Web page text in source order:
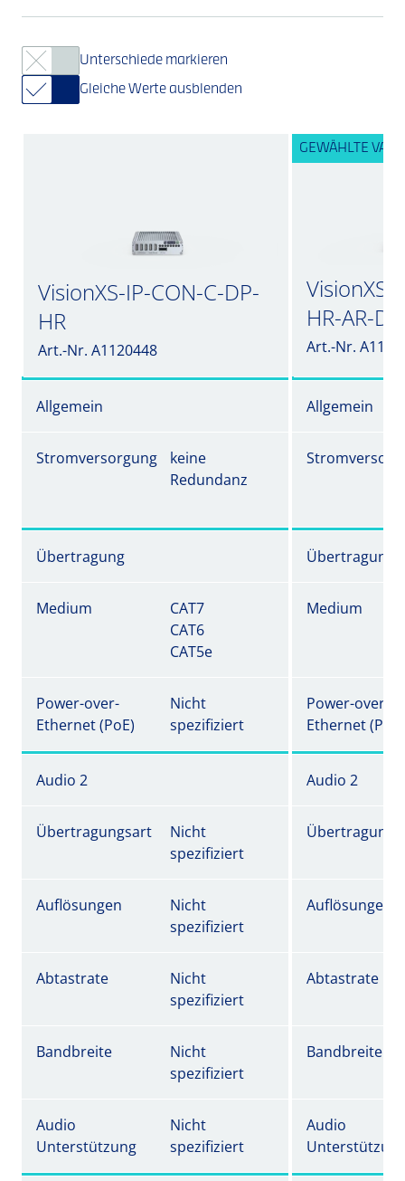
Unterschiede markieren
Gleiche Werte ausblenden
VisionXS-IP-CON-C-DP-
HR
Art.-Nr. A1120448
GEWÄHLTE
VisionXS-
HR-AR-DT
Art.-Nr.
Allgemein Allgemein
Stromversorgung
keine
Redundanz
Übertragung Übertragung
Medium
CAT7
CAT6
CAT5e
Medium
Power-over-
Ethernet (PoE)
Nicht
spezifiziert
Power-over-
Ethernet (PoE)
Audio 2 Audio 2
Übertragungsart
Nicht
spezifiziert
Auflösungen
Nicht
spezifiziert
Auflösungen
Abtastrate
Nicht
spezifiziert
Abtastrate
Bandbreite
Nicht
spezifiziert
Bandbreite
Audio
Unterstützung
Nicht
spezifiziert
Audio